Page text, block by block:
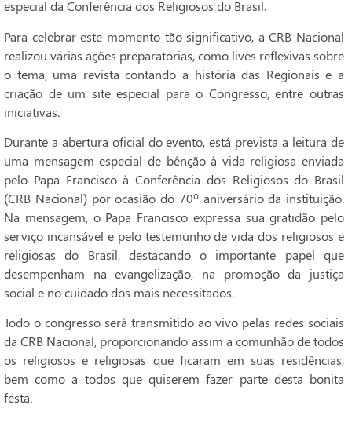
especial da Conferência dos Religiosos do Brasil.
Para celebrar este momento tão significativo, a CRB Nacional
realizou várias ações preparatórias, como lives reflexivas sobre
o tema, uma revista contando a história das Regionais e a
criação de um site especial para o Congresso, entre outras
iniciativas.
Durante a abertura oficial do evento, está prevista a leitura de
uma mensagem especial de bênção à vida religiosa enviada
pelo Papa Francisco à Conferência dos Religiosos do Brasil
(CRB Nacional) por ocasião do 70º aniversário da instituição.
Na mensagem, o Papa Francisco expressa sua gratidão pelo
serviço incansável e pelo testemunho de vida dos religiosos e
religiosas do Brasil, destacando o importante papel que
desempenham na evangelização, na promoção da justiça
social e no cuidado dos mais necessitados.
Todo o congresso será transmitido ao vivo pelas redes sociais
da CRB Nacional, proporcionando assim a comunhão de todos
os religiosos e religiosas que ficaram em suas residências,
bem como a todos que quiserem fazer parte desta bonita
festa.